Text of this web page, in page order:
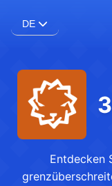
DE
Entdecken